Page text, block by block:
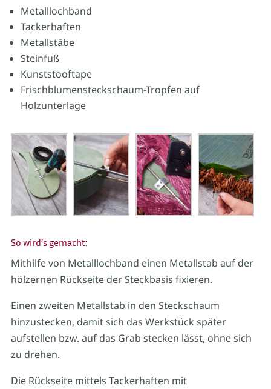
Metalllochband
Tackerhaften
Metallstäbe
Steinfuß
Kunststooftape
Frischblumensteckschaum-Tropfen auf
Holzunterlage
So wird’s gemacht:
Mithilfe von Metalllochband einen Metallstab auf der
hölzernen Rückseite der Steckbasis fixieren.
Einen zweiten Metallstab in den Steckschaum
hinzustecken, damit sich das Werkstück später
aufstellen bzw. auf das Grab stecken lässt, ohne sich
zu drehen.
Die Rückseite mittels Tackerhaften mit